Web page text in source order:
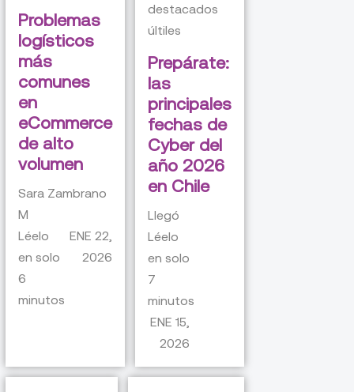
Problemas
logísticos
más
comunes
en
eCommerce
de alto
volumen
Sara Zambrano
M
Léelo
en solo
6
minutos
ENE 22,
2026
destacados
últiles
Prepárate:
las
principales
fechas de
Cyber del
año 2026
en Chile
Llegó
Léelo
en solo
7
minutos
ENE 15,
2026